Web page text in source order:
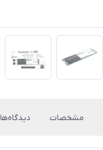
مشخصات دیدگاه‌ها